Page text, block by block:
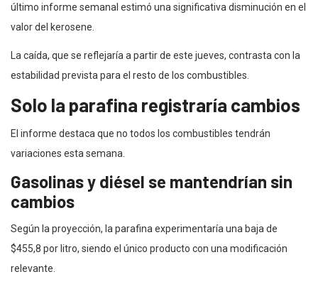
último informe semanal estimó una significativa disminución en el
valor del kerosene.
La caída, que se reflejaría a partir de este jueves, contrasta con la
estabilidad prevista para el resto de los combustibles.
Solo la parafina registraría cambios
El informe destaca que no todos los combustibles tendrán
variaciones esta semana.
Gasolinas y diésel se mantendrían sin
cambios
Según la proyección, la parafina experimentaría una baja de
$455,8 por litro, siendo el único producto con una modificación
relevante.